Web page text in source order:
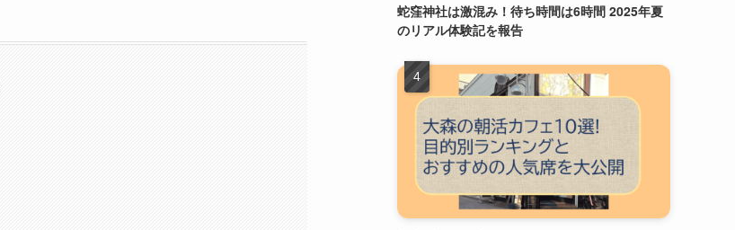
蛇窪神社は激混み！待ち時間は6時間 2025年夏
のリアル体験記を報告